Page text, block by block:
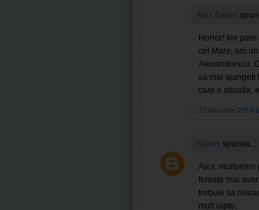
Alex Baran
Horror! Imi
cel Mare, am
Alexandrescu.
sa mai ajungeti
care e situatia,
22 ianuarie 2014
Narcis spunea...
Alex: multumim
fereste mai
trebuie sa
mult lapte.